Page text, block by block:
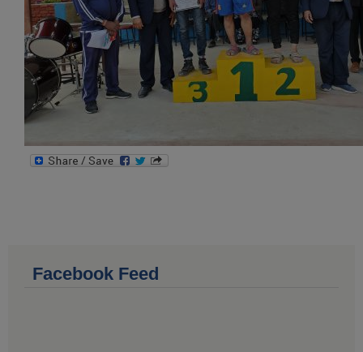
Facebook Feed